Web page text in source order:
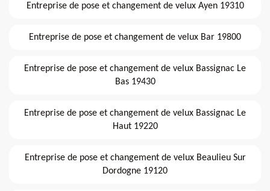
Entreprise de pose et changement de velux Ayen 19310
Entreprise de pose et changement de velux Bar 19800
Entreprise de pose et changement de velux Bassignac Le
Bas 19430
Entreprise de pose et changement de velux Bassignac Le
Haut 19220
Entreprise de pose et changement de velux Beaulieu Sur
Dordogne 19120